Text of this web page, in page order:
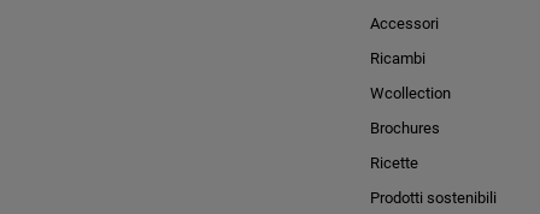
Accessori
Ricambi
Wcollection
Brochures
Ricette
Prodotti sostenibili